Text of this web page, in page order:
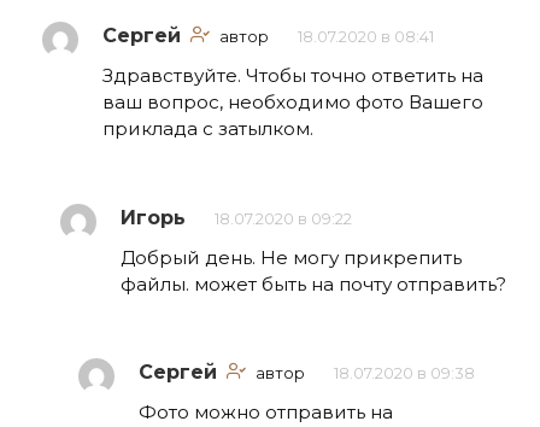
Сергей автор 18.07.2020 в 08:41
Здравствуйте. Чтобы точно ответить на
ваш вопрос, необходимо фото Вашего
приклада с затылком.
Игорь 18.07.2020 в 09:22
Добрый день. Не могу прикрепить
файлы. может быть на почту отправить?
Сергей автор 18.07.2020 в 09:38
Фото можно отправить на